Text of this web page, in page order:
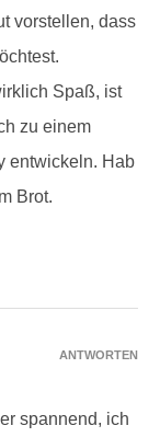
vorstellen, dass
Spaß, ist
zu einem
entwickeln. Hab
Brot.
spannend, ich
ANTWORTEN